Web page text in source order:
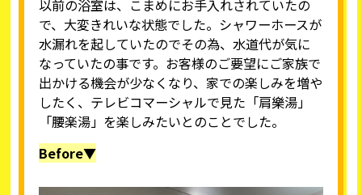
以前の浴室は、こまめにお手入れされていたの
で、大変きれいな状態でした。シャワーホースが
水漏れを起していたのでその為、水道代が気に
なっていたの事です。お客様のご要望にご家族で
出かける機会が少なくなり、家での楽しみを増や
したく、テレビコマーシャルで見た「肩樂湯」
「腰楽湯」を楽しみたいとのことでした。
Before▼